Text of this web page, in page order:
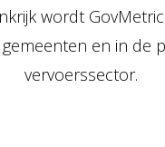
wordt
en in de
vervoerssector.